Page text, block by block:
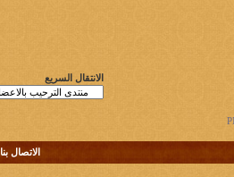
الانتقال السريع
الاتصال بنا